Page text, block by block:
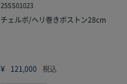
25SS01023
チェルボ/ヘリ巻きボストン28cm
¥ 121,000 税込